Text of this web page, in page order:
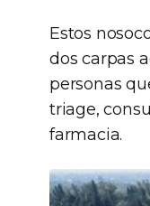
Estos
dos carpas
personas
triage,
farmacia.